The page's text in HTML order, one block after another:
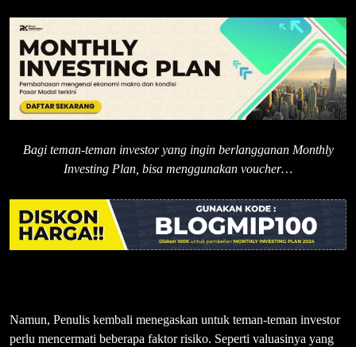
Bagi teman-teman investor yang ingin berlangganan Monthly
Investing Plan, bisa menggunakan voucher…
Namun, Penulis kembali menegaskan untuk teman-teman investor
perlu mencermati beberapa faktor risiko. Seperti valuasinya yang